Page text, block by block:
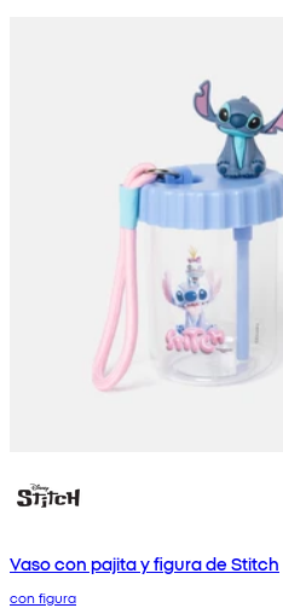
Vaso con pajita y figura de Stitch
con figura